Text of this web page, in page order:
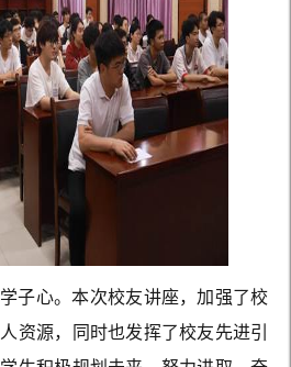
子心。本次校友讲座，加强了校
资源，同时也发挥了校友先进引